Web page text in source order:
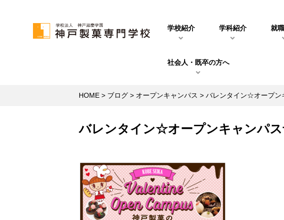
学校紹介 学科紹介 就
社会人・既卒の方へ
HOME > ブログ > オープンキャンパス >バレンタイン☆オープン
バレンタイン☆オープンキャンパス